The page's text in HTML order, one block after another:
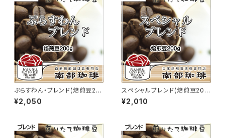
ぷらすわん・ブレンド(焙煎豆20
0g)
¥2,050
スペシャルブレンド(焙煎豆200
g)
¥2,010